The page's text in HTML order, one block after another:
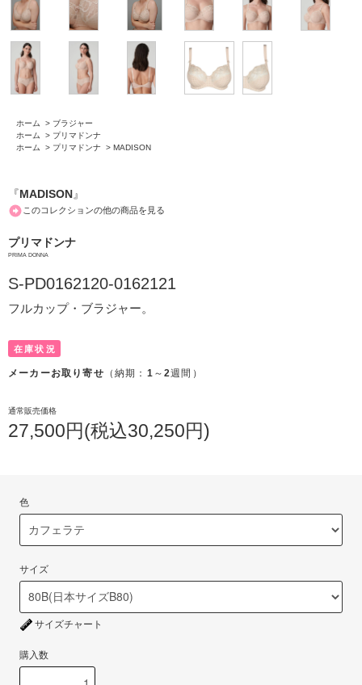
ホーム > ブラジャー
ホーム
> プリマドンナ
ホーム
> プリマドンナ > MADISON
『MADISON』
このコレクションの他の商品を見る
プリマドンナ
PRIMA DONNA
S-PD0162120-0162121
フルカップ・ブラジャー。
在庫状況
メーカーお取り寄せ （納期： 1 ～2週間）
通常販売価格
27,500円(税込30,250円)
色
サイズ
サイズチャート
購入数